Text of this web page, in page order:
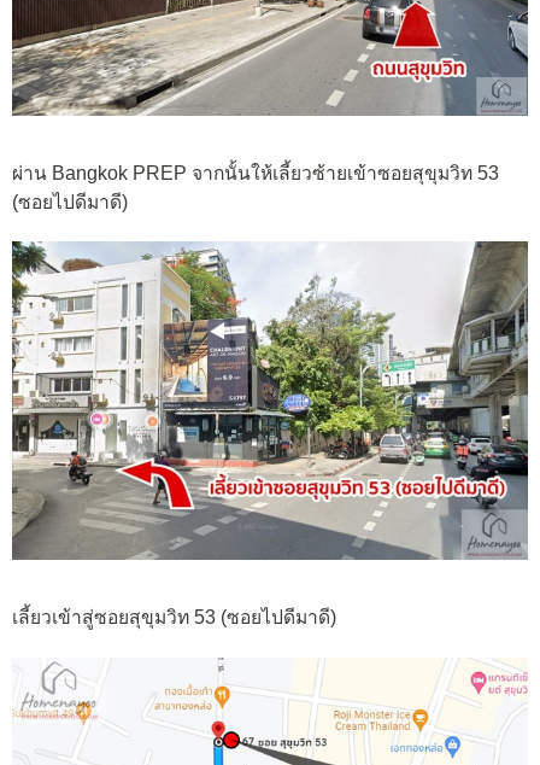
ผ่าน Bangkok PREP จากนั้นให้เลี้ยวซ้ายเข้าซอยสุขุมวิท 53
(ซอยไปดีมาดี)
เลี้ยวเข้าสู่ซอยสุขุมวิท 53 (ซอยไปดีมาดี)